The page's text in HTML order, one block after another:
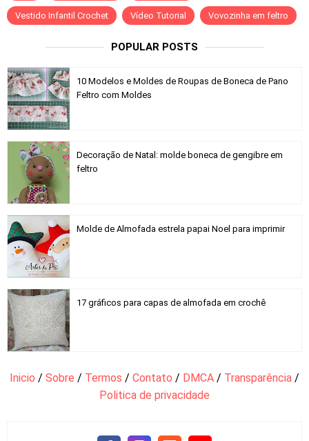
Vestido Infantil Crochet Vídeo Tutorial Vovozinha em feltro
POPULAR POSTS
10 Modelos e Moldes de Roupas de Boneca de Pano
Feltro com Moldes
Decoração de Natal: molde boneca de gengibre em
feltro
Molde de Almofada estrela papai Noel para imprimir
17 gráficos para capas de almofada em crochê
Inicio / Sobre / Termos / Contato / DMCA / Transparência /
Politica de privacidade